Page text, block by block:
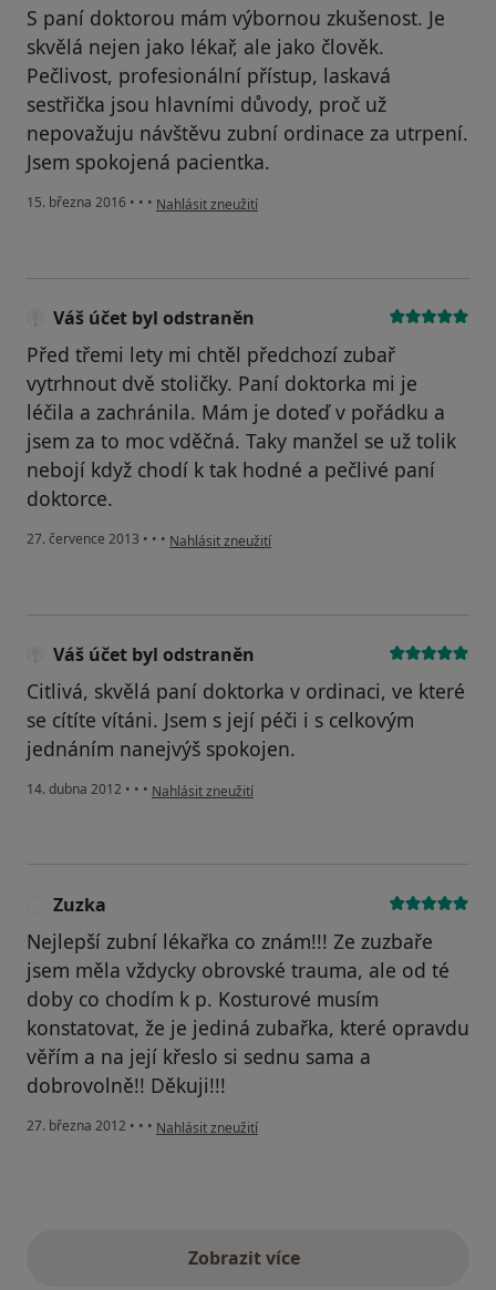
S paní doktorou mám výbornou zkušenost. Je
skvělá nejen jako lékař, ale jako člověk.
Pečlivost, profesionální přístup, laskavá
sestřička jsou hlavními důvody, proč už
nepovažuju návštěvu zubní ordinace za utrpení.
Jsem spokojená pacientka.
15. března 2016 • • • podle názoru uživatele Váš účet byl odstraněn
Nahlásit zneužití
Váš účet byl odstraněn
Před třemi lety mi chtěl předchozí zubař
vytrhnout dvě stoličky. Paní doktorka mi je
léčila a zachránila. Mám je doteď v pořádku a
jsem za to moc vděčná. Taky manžel se už tolik
nebojí když chodí k tak hodné a pečlivé paní
doktorce.
27. července 2013 • • • podle názoru uživatele Váš účet byl odstraněn
Nahlásit zneužití
Váš účet byl odstraněn
Citlivá, skvělá paní doktorka v ordinaci, ve které
se cítíte vítáni. Jsem s její péči i s celkovým
jednáním nanejvýš spokojen.
14. dubna 2012 • • • podle názoru uživatele Váš účet byl odstraněn
Nahlásit zneužití
Zuzka
Nejlepší zubní lékařka co znám!!! Ze zuzbaře
jsem měla vždycky obrovské trauma, ale od té
doby co chodím k p. Kosturové musím
konstatovat, že je jediná zubařka, které opravdu
věřím a na její křeslo si sednu sama a
dobrovolně!! Děkuji!!!
27. března 2012 • • • podle názoru uživatele Zuzka
Nahlásit zneužití
Zobrazit vícevýše uvedené názory